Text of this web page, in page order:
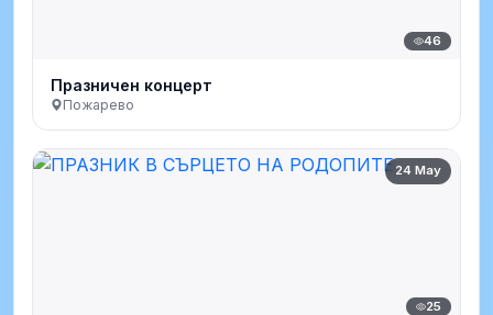
46
Празничен концерт
Пожарево
24 May
25